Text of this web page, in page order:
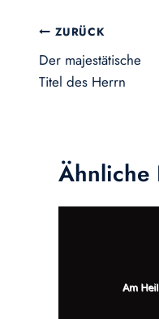
ZURÜCK
Der majestätische
Titel des Herrn
Ähnliche